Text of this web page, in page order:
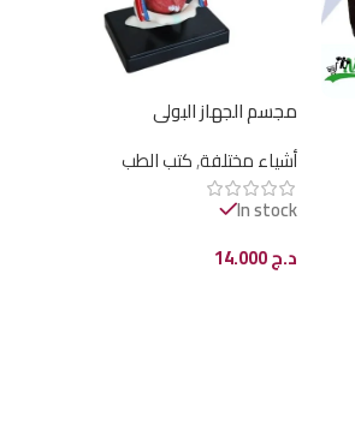
مجسم الجهاز البولي
أشياء مختلفة,كتب الطب
In stock
د.ج14.000